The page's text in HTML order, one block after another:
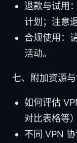
退款与试用
计划；注意
合规使用：
活动。
七、附加资源
如何评估
对比表格等）
不同 VPN